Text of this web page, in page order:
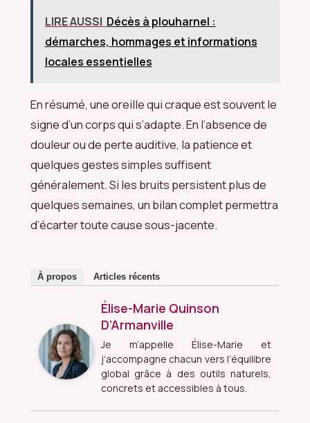
LIRE AUSSI Décès à plouharnel :
démarches, hommages et informations
locales essentielles
En résumé, une oreille qui craque est souvent le
signe d’un corps qui s’adapte. En l’absence de
douleur ou de perte auditive, la patience et
quelques gestes simples suffisent
généralement. Si les bruits persistent plus de
quelques semaines, un bilan complet permettra
d’écarter toute cause sous-jacente.
À propos Articles récents
Élise-Marie Quinson
D’Armanville
Je m’appelle Élise-Marie et
j’accompagne chacun vers l’équilibre
global grâce à des outils naturels,
concrets et accessibles à tous.